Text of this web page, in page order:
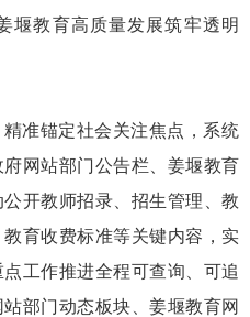
堰教育高质量发展筑牢透明
准锚定社会关注焦点，系统
网站部门公告栏、姜堰教育
开教师招录、招生管理、教
育收费标准等关键内容，实
工作推进全程可查询、可追
部门动态板块、姜堰教育网